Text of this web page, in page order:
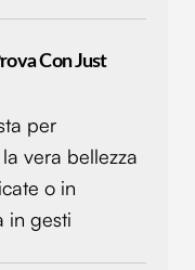
Con Just
per
vera bellezza
o in
in gesti